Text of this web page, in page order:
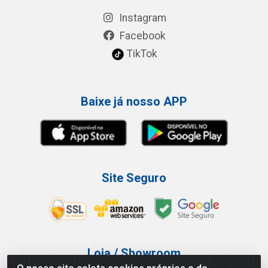
Instagram
Facebook
TikTok
Baixe já nosso APP
Site Seguro
Loja / Showroom